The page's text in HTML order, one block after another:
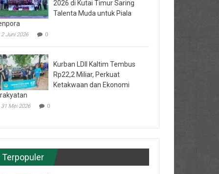
2026 di Kutai Timur Saring
Talenta Muda untuk Piala
2 Juni 2026 0
Kurban LDII Kaltim Tembus
Rp22,2 Miliar, Perkuat
Ketakwaan dan Ekonomi
31 Mei 2026 0
Terpopuler